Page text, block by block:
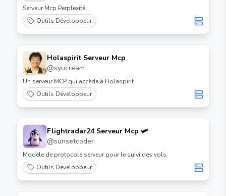
Serveur Mcp Perplexité
Outils Développeur
Holaspirit Serveur Mcp
@syucream
Un serveur MCP qui accède à Holaspirit
Outils Développeur
Flightradar24 Serveur Mcp 🛩️
@sunsetcoder
Modèle de protocole serveur pour le suivi des vols
Outils Développeur